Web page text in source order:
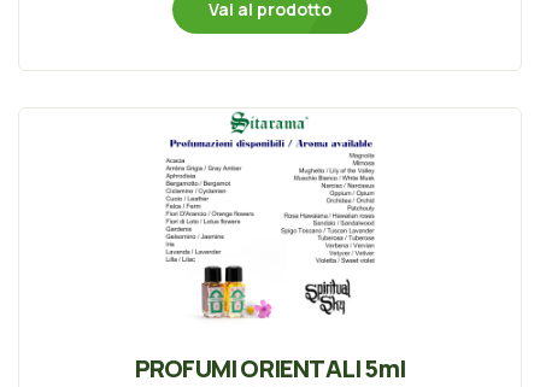
Vai al prodotto
PROFUMI ORIENTALI 5ml